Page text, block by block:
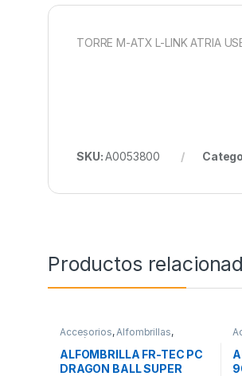
TORRE M-ATX L-LINK ATRIA
SKU:A0053800
Productos
Accesorios,Alfombrillas,
Periféricos
ALFOMBRILLA FR-TEC PC
DRAGON BALL SUPER